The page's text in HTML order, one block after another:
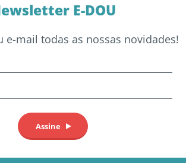
E-DOU
e-mail todas as nossas novidades!